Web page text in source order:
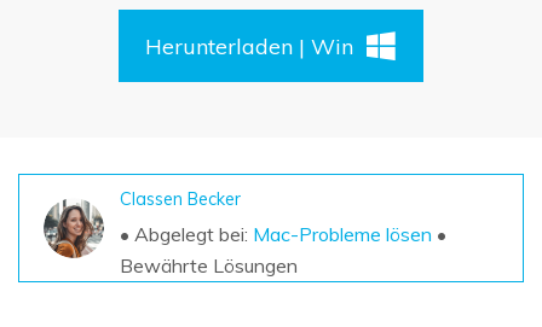
Kostenlos Testen
wiederherstellen
Kostenlos Testen
ALLE FUNKTIONEN ENTDECKEN
Herunterladen | Win
Classen Becker
• Abgelegt bei: Mac-Probleme lösen •
Bewährte Lösungen